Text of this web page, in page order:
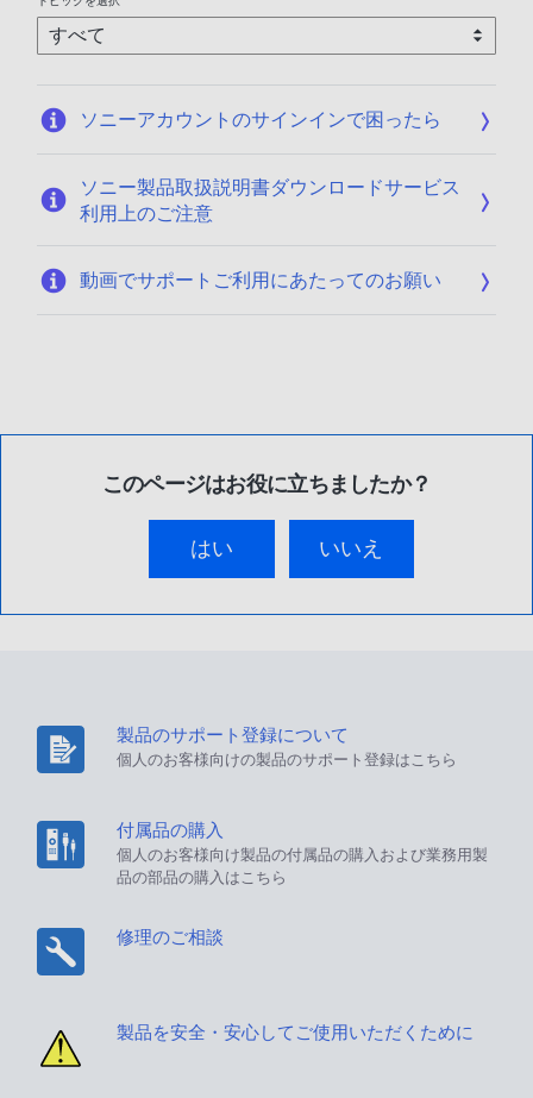
/
0
1
ソニーアカウントのサインインで困ったら
ソニー製品取扱説明書ダウンロードサービス
利用上のご注意
動画でサポートご利用にあたってのお願い
このページはお役に立ちましたか？
はい いいえ
製品のサポート登録について
個人のお客様向けの製品のサポート登録はこちら
付属品の購入
個人のお客様向け製品の付属品の購入および業務用製
品の部品の購入はこちら
修理のご相談
製品を安全・安心してご使用いただくために